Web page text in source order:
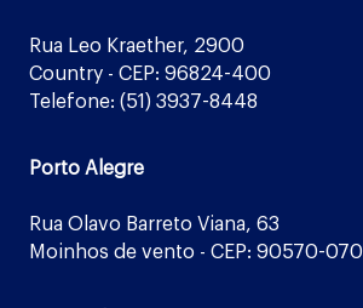
Rua Leo Kraether, 2900
Country - CEP: 96824-400
Telefone: (51) 3937-8448
Porto Alegre
Rua Olavo Barreto Viana, 63
Moinhos de vento - CEP: 90570-070